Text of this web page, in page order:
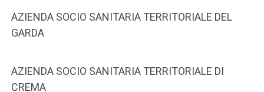
AZIENDA SOCIO SANITARIA TERRITORIALE DEL
GARDA
AZIENDA SOCIO SANITARIA TERRITORIALE DI
CREMA